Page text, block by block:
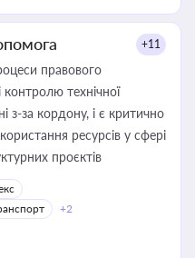
+11
правового
технічної
з-за кордону, і є критично
ресурсів у сфері
проєктів
+2